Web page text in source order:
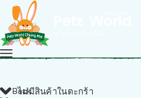
ไม่มีสินค้าในตะกร้า
Back